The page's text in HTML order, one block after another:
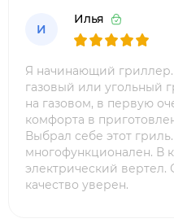
И
Илья
Я начинающий
газовый или угольный
на газовом, в первую
комфорта в
Выбрал себе этот
многофункционален. В
электрический вертел.
качество уверен.